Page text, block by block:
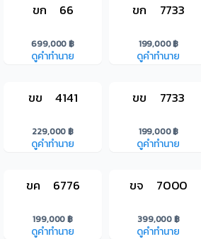
ขก 66
699,000 ฿
ดูคำทำนาย
ขก 7733
199,000 ฿
ดูคำทำนาย
ขข 4141
229,000 ฿
ดูคำทำนาย
ขข 7733
199,000 ฿
ดูคำทำนาย
ขค 6776
199,000 ฿
ดูคำทำนาย
ขจ 7000
399,000 ฿
ดูคำทำนาย